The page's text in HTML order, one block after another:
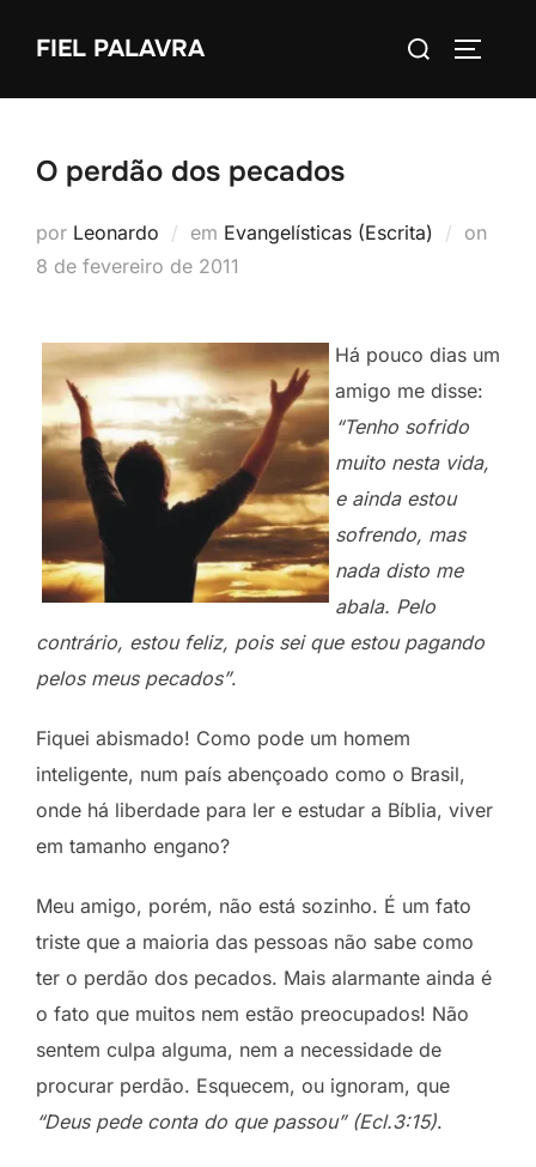
FIEL PALAVRA
Pesquisar
O perdão dos pecados
por Leonardo em Evangelísticas (Escrita) on
8 de fevereiro de 2011
Há pouco dias um
amigo me disse:
“Tenho sofrido
muito nesta vida,
e ainda estou
sofrendo, mas
nada disto me
abala. Pelo
contrário, estou feliz, pois sei que estou pagando
pelos meus pecados”.
Fiquei abismado! Como pode um homem
inteligente, num país abençoado como o Brasil,
onde há liberdade para ler e estudar a Bíblia, viver
em tamanho engano?
Meu amigo, porém, não está sozinho. É um fato
triste que a maioria das pessoas não sabe como
ter o perdão dos pecados. Mais alarmante ainda é
o fato que muitos nem estão preocupados! Não
sentem culpa alguma, nem a necessidade de
procurar perdão. Esquecem, ou ignoram, que
“Deus pede conta do que passou” (Ecl.3:15).